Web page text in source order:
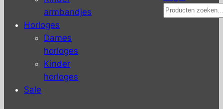
armbandjes
Horloges
Dames
horloges
Kinder
horloges
Sale
Zoeken